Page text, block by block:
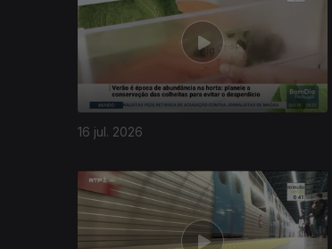
16 jul. 2026
941061